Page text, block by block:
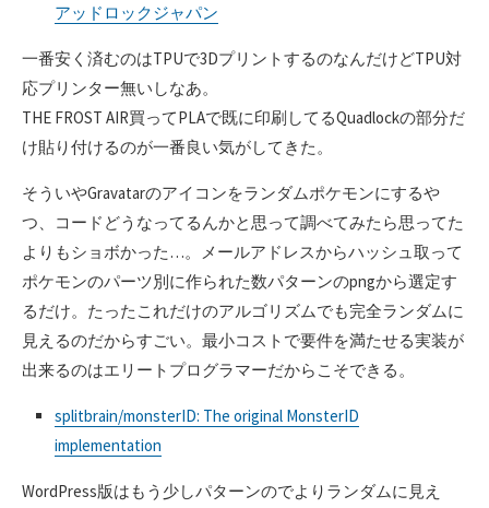
アッドロックジャパン
一番安く済むのはTPUで3DプリントするのなんだけどTPU対
応プリンター無いしなあ。
THE FROST AIR買ってPLAで既に印刷してるQuadlockの部分だ
け貼り付けるのが一番良い気がしてきた。
そういやGravatarのアイコンをランダムポケモンにするや
つ、コードどうなってるんかと思って調べてみたら思ってた
よりもショボかった…。メールアドレスからハッシュ取って
ポケモンのパーツ別に作られた数パターンのpngから選定す
るだけ。たったこれだけのアルゴリズムでも完全ランダムに
見えるのだからすごい。最小コストで要件を満たせる実装が
出来るのはエリートプログラマーだからこそできる。
splitbrain/monsterID: The original MonsterID
implementation
WordPress版はもう少しパターンのでよりランダムに見え